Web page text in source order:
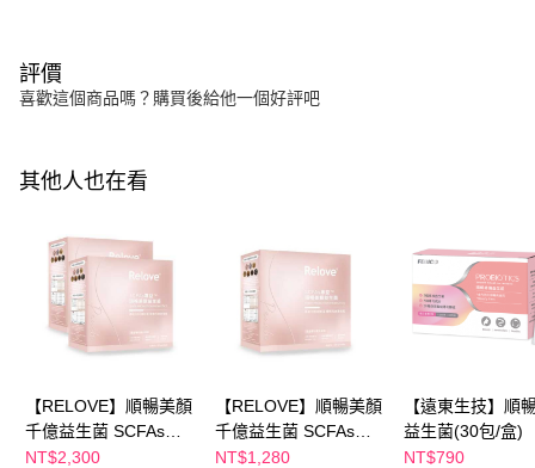
評價
喜歡這個商品嗎？購買後給他一個好評吧
其他人也在看
【RELOVE】順暢美顏
千億益生菌 SCFAs專
益™30包 (蜜桃風
NT$2,300
【RELOVE】順暢美顏
千億益生菌 SCFAs專
益™30包 (蜜桃風味)
NT$1,280
【遠東生技】順
益生菌(30包/盒)
NT$790